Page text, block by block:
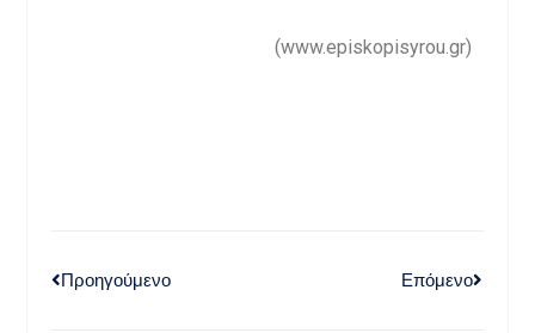
(www.episkopisyrou.gr)
Προηγούμενο Επόμενο